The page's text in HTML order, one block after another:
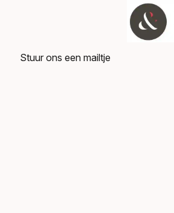
Stuur ons een mailtje